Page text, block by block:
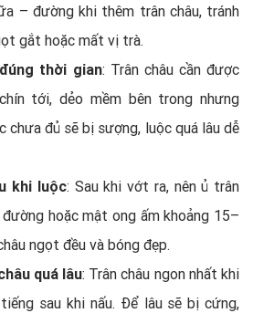
– đường khi thêm trân châu, tránh
gắt hoặc mất vị trà.
thời gian: Trân châu cần được
tới, dẻo mềm bên trong nhưng
chưa đủ sẽ bị sượng, luộc quá lâu dễ
khi luộc: Sau khi vớt ra, nên ủ trân
hoặc mật ong ấm khoảng 15–
ngọt đều và bóng đẹp.
quá lâu: Trân châu ngon nhất khi
sau khi nấu. Để lâu sẽ bị cứng,